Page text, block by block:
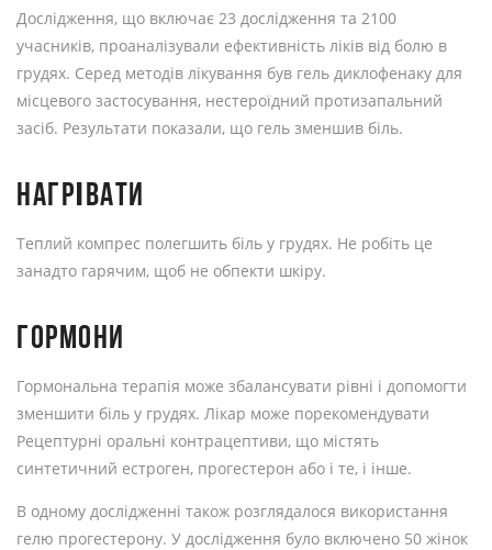
Дослідження, що включає 23 дослідження та 2100
учасників, проаналізували ефективність ліків від болю в
грудях. Серед методів лікування був гель диклофенаку для
місцевого застосування, нестероїдний протизапальний
засіб. Результати показали, що гель зменшив біль.
НАГРІВАТИ
Теплий компрес полегшить біль у грудях. Не робіть це
занадто гарячим, щоб не обпекти шкіру.
ГОРМОНИ
Гормональна терапія може збалансувати рівні і допомогти
зменшити біль у грудях. Лікар може порекомендувати
Рецептурні оральні контрацептиви, що містять
синтетичний естроген, прогестерон або і те, і інше.
В одному дослідженні також розглядалося використання
гелю прогестерону. У дослідження було включено 50 жінок